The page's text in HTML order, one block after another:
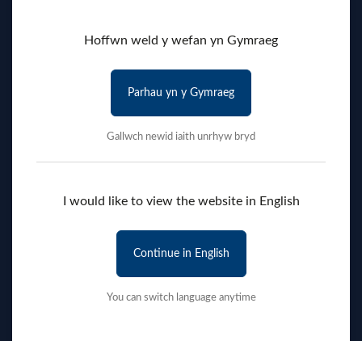
Hoffwn weld y wefan yn Gymraeg
Parhau yn y Gymraeg
Gallwch newid iaith unrhyw bryd
I would like to view the website in English
Continue in English
You can switch language anytime